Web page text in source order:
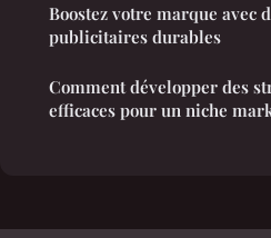
Boostez votre marque avec
publicitaires durables
Comment développer des
efficaces pour un niche